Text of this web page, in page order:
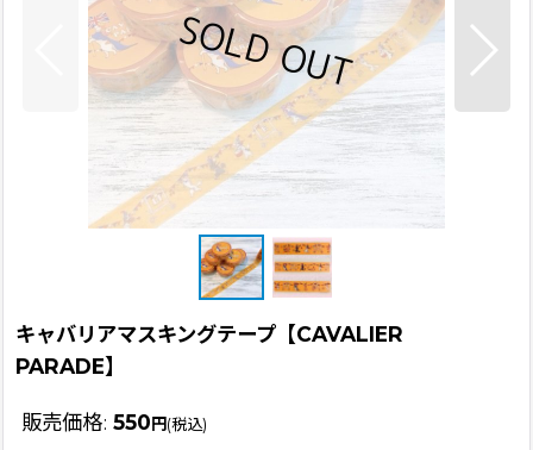
キャバリアマスキングテープ【CAVALIER
PARADE】
販売価格: 550円(税込)